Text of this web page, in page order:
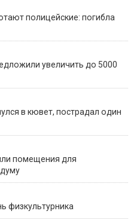
полицейские: погибла
увеличить до 5000
в кювет, пострадал один
помещения для
физкультурника